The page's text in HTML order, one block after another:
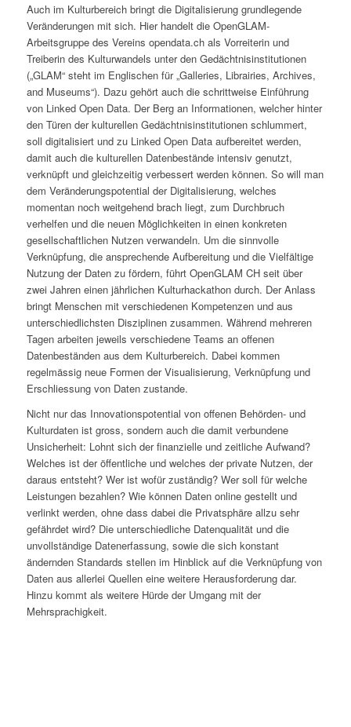
Auch im Kulturbereich bringt die Digitalisierung grundlegende
Veränderungen mit sich. Hier handelt die OpenGLAM-
Arbeitsgruppe des Vereins opendata.ch als Vorreiterin und
Treiberin des Kulturwandels unter den Gedächtnisinstitutionen
(„GLAM“ steht im Englischen für „Galleries, Librairies, Archives,
and Museums“). Dazu gehört auch die schrittweise Einführung
von Linked Open Data. Der Berg an Informationen, welcher hinter
den Türen der kulturellen Gedächtnisinstitutionen schlummert,
soll digitalisiert und zu Linked Open Data aufbereitet werden,
damit auch die kulturellen Datenbestände intensiv genutzt,
verknüpft und gleichzeitig verbessert werden können. So will man
dem Veränderungspotential der Digitalisierung, welches
momentan noch weitgehend brach liegt, zum Durchbruch
verhelfen und die neuen Möglichkeiten in einen konkreten
gesellschaftlichen Nutzen verwandeln. Um die sinnvolle
Verknüpfung, die ansprechende Aufbereitung und die Vielfältige
Nutzung der Daten zu fördern, führt OpenGLAM CH seit über
zwei Jahren einen jährlichen Kulturhackathon durch. Der Anlass
bringt Menschen mit verschiedenen Kompetenzen und aus
unterschiedlichsten Disziplinen zusammen. Während mehreren
Tagen arbeiten jeweils verschiedene Teams an offenen
Datenbeständen aus dem Kulturbereich. Dabei kommen
regelmässig neue Formen der Visualisierung, Verknüpfung und
Erschliessung von Daten zustande.
Nicht nur das Innovationspotential von offenen Behörden- und
Kulturdaten ist gross, sondern auch die damit verbundene
Unsicherheit: Lohnt sich der finanzielle und zeitliche Aufwand?
Welches ist der öffentliche und welches der private Nutzen, der
daraus entsteht? Wer ist wofür zuständig? Wer soll für welche
Leistungen bezahlen? Wie können Daten online gestellt und
verlinkt werden, ohne dass dabei die Privatsphäre allzu sehr
gefährdet wird? Die unterschiedliche Datenqualität und die
unvollständige Datenerfassung, sowie die sich konstant
ändernden Standards stellen im Hinblick auf die Verknüpfung von
Daten aus allerlei Quellen eine weitere Herausforderung dar.
Hinzu kommt als weitere Hürde der Umgang mit der
Mehrsprachigkeit.